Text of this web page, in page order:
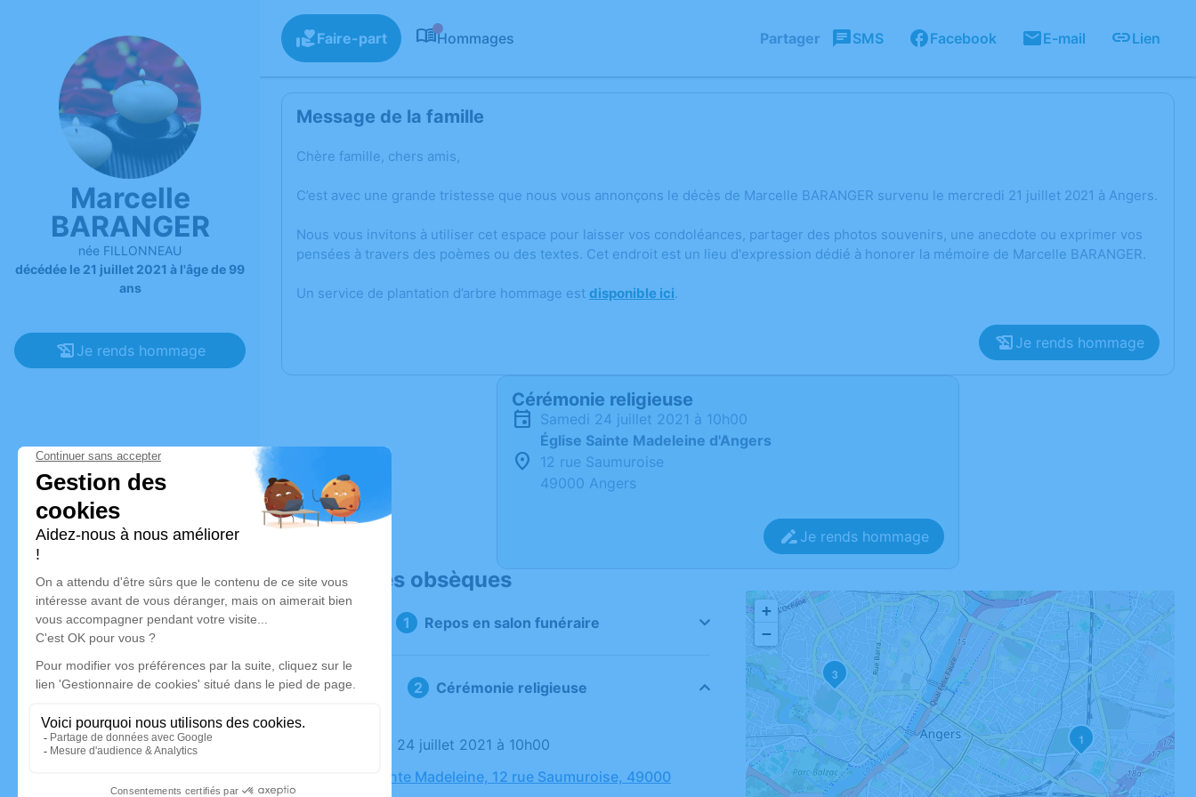
Marcelle
BARANGER
née FILLONNEAU
décédée le 21 juillet 2021 à l'âge de 99
ans
Je rends hommage
Faire-part Hommages Partager SMS Facebook E-mail Lien
Message de la famille
Chère famille, chers amis,
C’est avec une grande tristesse que nous vous annonçons le décès de Marcelle BARANGER survenu le mercredi 21 juillet 2021 à Angers.
Nous vous invitons à utiliser cet espace pour laisser vos condoléances, partager des photos souvenirs, une anecdote ou exprimer vos
pensées à travers des poèmes ou des textes. Cet endroit est un lieu d'expression dédié à honorer la mémoire de Marcelle BARANGER.
Un service de plantation d’arbre hommage est disponible ici.
Je rends hommage
Cérémonie religieuse
samedi 24 juillet 2021 à 10h00
Église Sainte Madeleine d'Angers
12 rue Saumuroise
49000 Angers
Je rends hommage
Déroulé des obsèques
Repos en salon funéraire
Cérémonie religieuse
Le samedi 24 juillet 2021 à 10h00
Église Sainte Madeleine, 12 rue Saumuroise, 49000
1
3
+
−